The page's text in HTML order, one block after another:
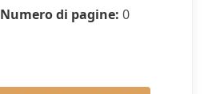
Numero di pagine: 0